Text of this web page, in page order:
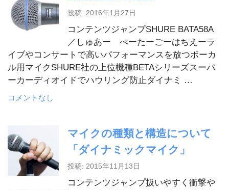
投稿: 2016年1月27日
コンテンツジャンプSHURE BATA58A
／しゅあー べーたーごーはちえーラ
イブやコンサートで高いパフォーマンスを放つボーカ
ル用マイクSHURE社の上位機種BETAシリーズスーパ
ーカーディオイドでハウリング防止ダイナミ …
コメントなし
マイクの種類と構造について
「ダイナミックマイク」
投稿: 2015年11月13日
コンテンツジャンプ扱いやすく衝撃や